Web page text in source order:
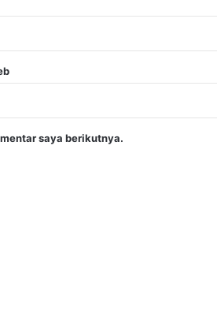
saya berikutnya.